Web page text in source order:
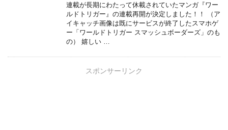
連載が長期にわたって休載されていたマンガ『ワー
ルドトリガー』の連載再開が決定しました！！ （ア
イキャッチ画像は既にサービスが終了したスマホゲ
ー「ワールドトリガー スマッシュボーダーズ」のも
の） 嬉しい …
スポンサーリンク